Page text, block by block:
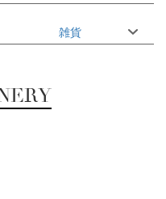
雑貨